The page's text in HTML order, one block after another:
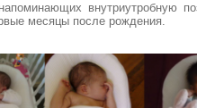
внутриутробную
месяцы после рождения.